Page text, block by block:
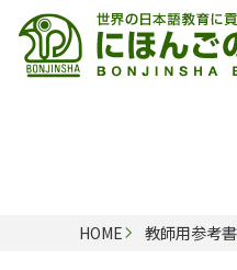
HOME 教師用参考書